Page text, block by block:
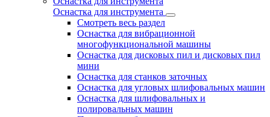
Оснастка для инструмента
Смотреть весь раздел
Оснастка для вибрационной
многофункциональной машины
Оснастка для дисковых пил и дисковых пил
мини
Оснастка для станков заточных
Оснастка для угловых шлифовальных машин
Оснастка для шлифовальных и
полировальных машин